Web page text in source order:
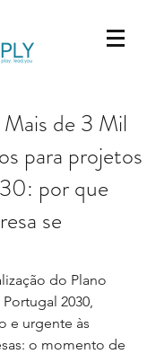
de 3 Mil
para projetos
por que
se
do Plano
2030,
e urgente às
o momento de